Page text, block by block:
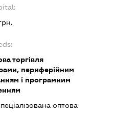
торгівля
периферійним
і програмним
оптова